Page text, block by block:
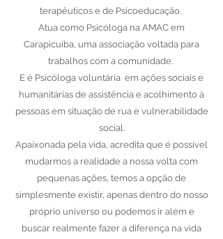
terapêuticos e de Psicoeducação.
Atua como Psicóloga na AMAC em
Carapicuíba, uma associação voltada para
trabalhos com a comunidade.
E é Psicóloga voluntária em ações sociais e
humanitárias de assistência e acolhimento à
pessoas em situação de rua e vulnerabilidade
social.
Apaixonada pela vida, acredita que é possível
mudarmos a realidade a nossa volta com
pequenas ações, temos a opção de
simplesmente existir, apenas dentro do nosso
próprio universo ou podemos ir além e
buscar realmente fazer a diferença na vida